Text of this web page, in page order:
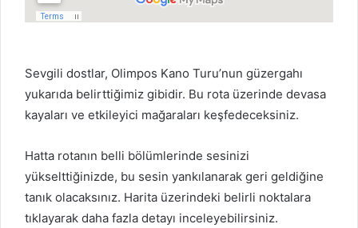
Sevgili dostlar, Olimpos Kano Turu’nun güzergahı
yukarıda belirttiğimiz gibidir. Bu rota üzerinde devasa
kayaları ve etkileyici mağaraları keşfedeceksiniz.
Hatta rotanın belli bölümlerinde sesinizi
yükselttiğinizde, bu sesin yankılanarak geri geldiğine
tanık olacaksınız. Harita üzerindeki belirli noktalara
tıklayarak daha fazla detayı inceleyebilirsiniz.